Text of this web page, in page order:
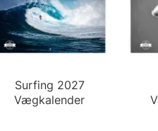
Surfing 2027
Vægkalender